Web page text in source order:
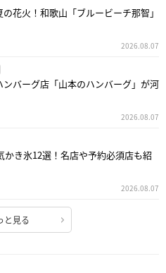
花火！和歌山「ブルービーチ那智」
2026.08.07
バーグ店「山本のハンバーグ」が河
2026.08.07
かき氷12選！名店や予約必須店も紹
2026.08.07
と見る